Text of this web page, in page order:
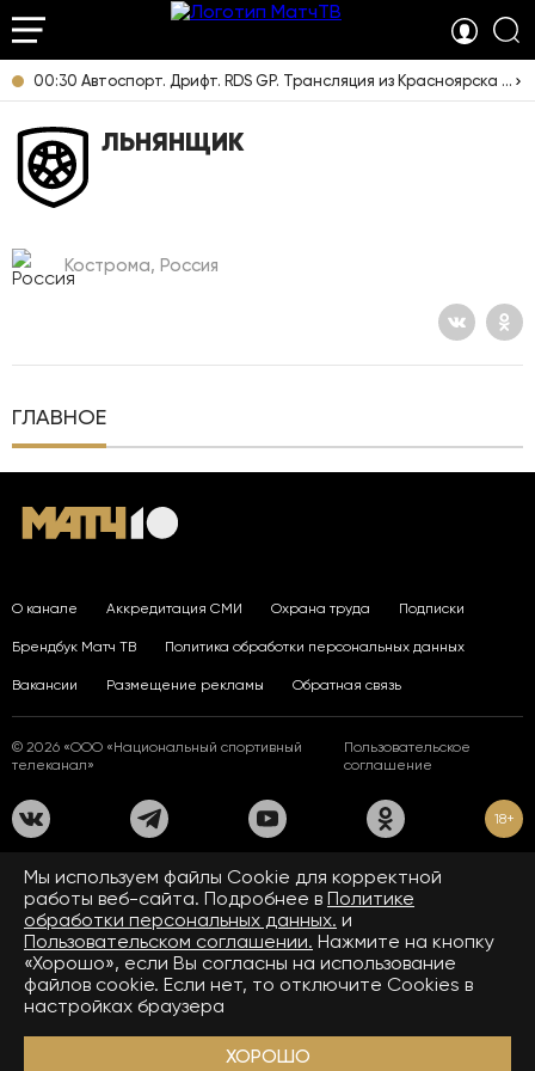
00:30 Автоспорт. Дрифт. RDS GP. Трансляция из Красноярска [6+]
ЛЬНЯНЩИК
Кострома, Россия
ГЛАВНОЕ
О канале Аккредитация СМИ Охрана труда Подписки
Брендбук Матч ТВ Политика обработки персональных данных
Вакансии Размещение рекламы Обратная связь
© 2026 «ООО «Национальный спортивный
телеканал»
Пользовательское
соглашение
18+
На сайте применяются рекомендательные технологии. Подробнее
Правилах применения рекомендательных технологий.
Средство массовой информации сетевое издание «www.matchtv.ru»
зарегистрировано Федеральной службой по надзору в сфере связи,
информационных технологий и массовых коммуникаций (Роскомнадзор).
Свидетельство о регистрации средства массовой информации ЭЛ № ФС 77 - 72390
от 28.02.2018. Название — www.matchtv.ru.
Учредитель (соучредители) СМИ сетевого издания «www.matchtv.ru»: ООО
«Национальный спортивный телеканал», главный редактор СМИ сетевого издания
сетевого издания «www.matchtv.ru»:matchtv@matchtv.ru
Мы используем файлы Сookie для корректной
работы веб-сайта. Подробнее в Политике
обработки персональных данных. и
Пользовательском соглашении. Нажмите на кнопку
«Хорошо», если Вы согласны на использование
файлов cookie. Если нет, то отключите Cookies в
настройках браузера
ХОРОШО